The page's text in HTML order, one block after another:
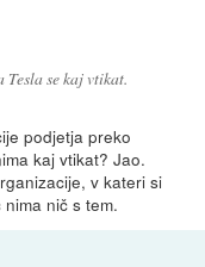
se kaj vtikat.
podjetja preko
kaj vtikat? Jao.
v kateri si
nič s tem.